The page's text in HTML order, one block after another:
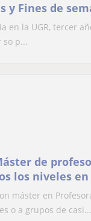
y Fines de
en la UGR, tercer
so p...
de
los niveles en
máster en
o a grupos de casi...